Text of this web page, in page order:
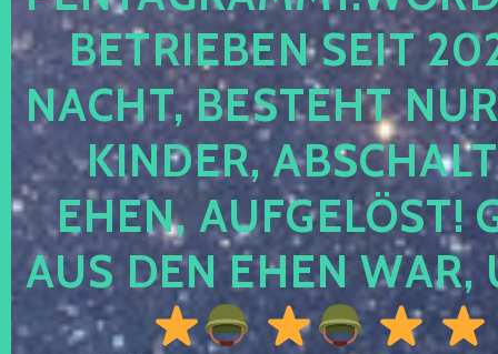
TRIEBEN SEIT 2024
CHT, BESTEHT NUR
NDER,
EN, AUFGELÖST!
S DEN EHEN WAR,